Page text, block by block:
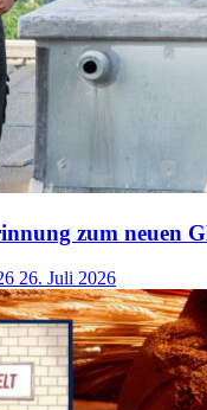
zum neuen
26. Juli 2026